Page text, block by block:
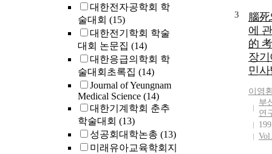
대한전자공학회 학
술대회 (15)
대한전기학회 학술
대회 논문집 (14)
대한응급의학회 학
술대회초록집 (14)
Journal of Yeungnam
Medical Science (14)
대한기계학회 춘추
학술대회 (13)
성공회대학논총 (13)
미래유아교육학회지
3
腦
에
的
장
민
이영
부
연